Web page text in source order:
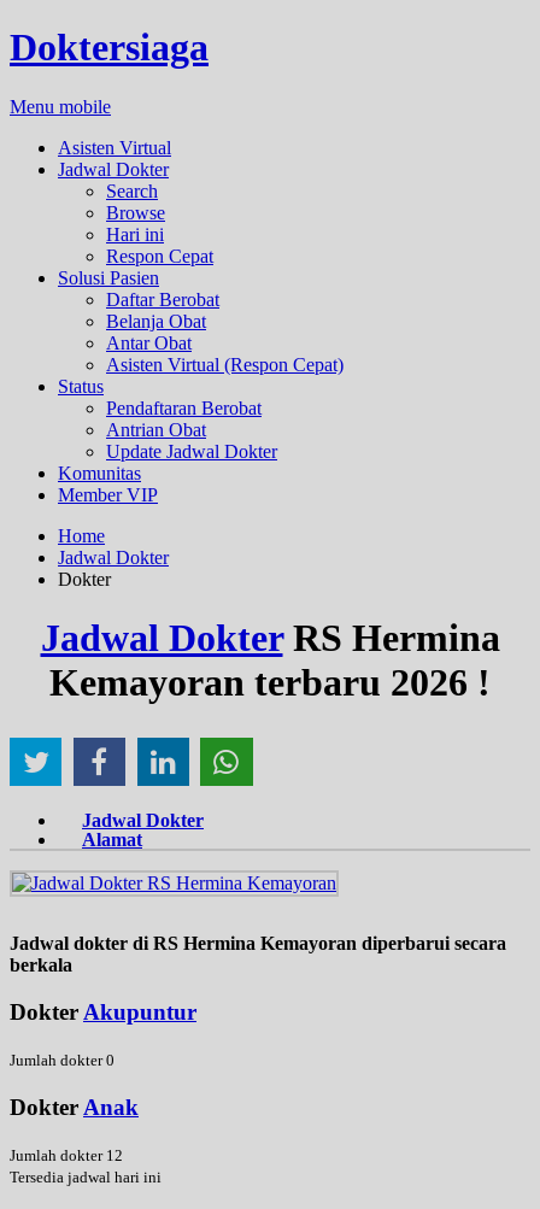
Doktersiaga
Menu mobile
Asisten Virtual
Jadwal Dokter
Search
Browse
Hari ini
Respon Cepat
Solusi Pasien
Daftar Berobat
Belanja Obat
Antar Obat
Asisten Virtual (Respon Cepat)
Status
Pendaftaran Berobat
Antrian Obat
Update Jadwal Dokter
Komunitas
Member VIP
Home
Jadwal Dokter
Dokter
Jadwal DokterRS Hermina
Kemayoran terbaru 2026 !
Jadwal Dokter
Alamat
Jadwal dokter di RS Hermina Kemayoran diperbarui secara
berkala
Dokter Akupuntur
Jumlah dokter 0
Dokter Anak
Jumlah dokter 12
Tersedia jadwal hari ini